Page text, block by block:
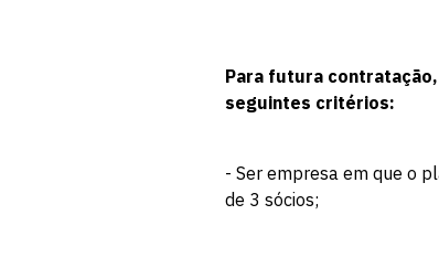
Para futura
seguintes critérios:
- Ser empresa em que o
de 3 sócios;